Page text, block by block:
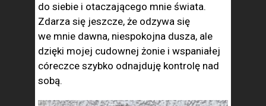
do siebie i otaczającego mnie świata.
Zdarza się jeszcze, że odzywa się
we mnie dawna, niespokojna dusza, ale
dzięki mojej cudownej żonie i wspaniałej
córeczce szybko odnajduję kontrolę nad
sobą.